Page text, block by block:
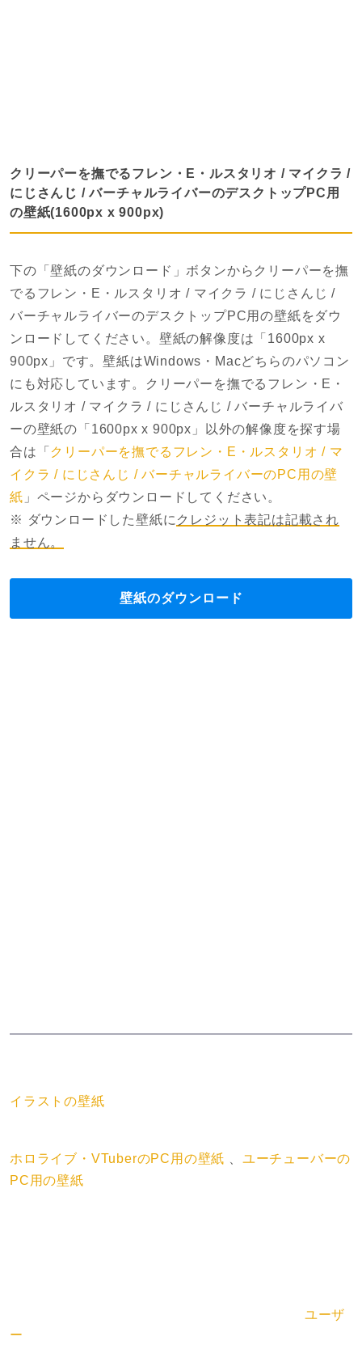
クリーパーを撫でるフレン・E・ルスタリオ / マイクラ /
にじさんじ / バーチャルライバーのデスクトップPC用
の壁紙(1600px x 900px)
下の「壁紙のダウンロード」ボタンからクリーパーを撫
でるフレン・E・ルスタリオ / マイクラ / にじさんじ /
バーチャルライバーのデスクトップPC用の壁紙をダウ
ンロードしてください。壁紙の解像度は「1600px x
900px」です。壁紙はWindows・Macどちらのパソコン
にも対応しています。クリーパーを撫でるフレン・E・
ルスタリオ / マイクラ / にじさんじ / バーチャルライバ
ーの壁紙の「1600px x 900px」以外の解像度を探す場
合は「 クリーパーを撫でるフレン・E・ルスタリオ / マ
イクラ / にじさんじ / バーチャルライバーのPC用の壁
紙 」ページからダウンロードしてください。
※ ダウンロードした壁紙に クレジット表記は記載され
ません。
壁紙のダウンロード
イラストの壁紙
ホロライブ・VTuberのPC用の壁紙
ユーチューバーの
PC用の壁紙
ユーザ
ー